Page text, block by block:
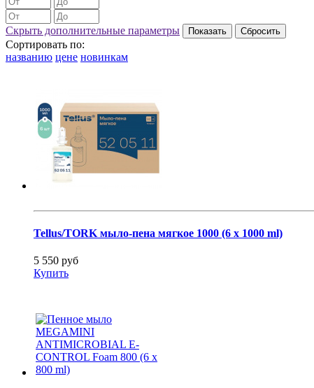
Скрыть дополнительные параметры
Сортировать по:
названию цене новинкам
Tellus/TORK мыло-пена мягкое 1000 (6 x 1000 ml)
5 550 руб
Купить